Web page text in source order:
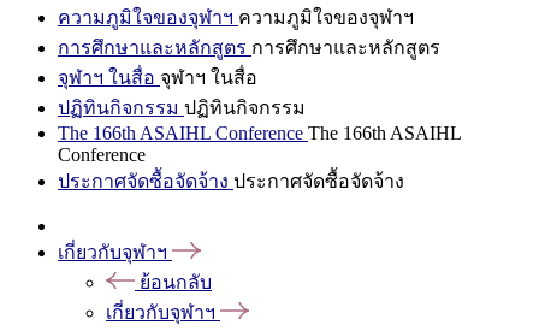
ความภูมิใจของจุฬาฯ ความภูมิใจของจุฬาฯ
การศึกษาและหลักสูตร การศึกษาและหลักสูตร
จุฬาฯ ในสื่อ จุฬาฯ ในสื่อ
ปฏิทินกิจกรรม ปฏิทินกิจกรรม
The 166th ASAIHL Conference The 166th ASAIHL
Conference
ประกาศจัดซื้อจัดจ้าง ประกาศจัดซื้อจัดจ้าง
เกี่ยวกับจุฬาฯ
ย้อนกลับ
เกี่ยวกับจุฬาฯ